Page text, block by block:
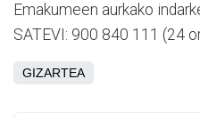
Emakumeen aurkako
SATEVI: 900 840 111 (24
GIZARTEA